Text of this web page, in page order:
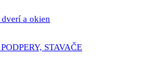
a okien
STAVAČE